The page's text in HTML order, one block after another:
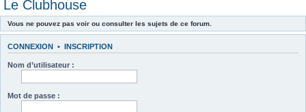
Le Clubhouse
Vous ne pouvez pas voir ou consulter les sujets de ce forum.
CONNEXION • INSCRIPTION
Nom d’utilisateur :
Mot de passe :